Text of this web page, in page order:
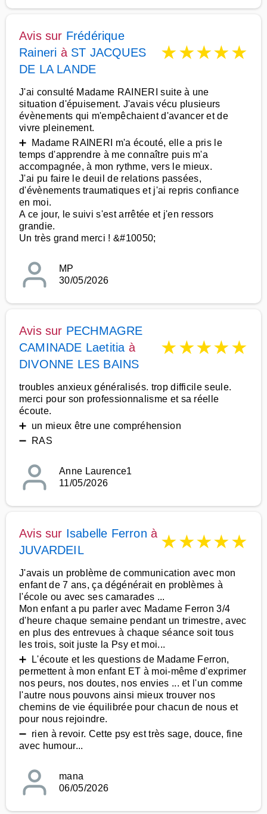
Avis sur Frédérique
Raineri à ST JACQUES
DE LA LANDE
★★★★★
J'ai consulté Madame RAINERI suite à une
situation d'épuisement. J'avais vécu plusieurs
évènements qui m'empêchaient d'avancer et de
vivre pleinement.
➕ Madame RAINERI m'a écouté, elle a pris le
temps d'apprendre à me connaître puis m'a
accompagnée, à mon rythme, vers le mieux.
J'ai pu faire le deuil de relations passées,
d'évènements traumatiques et j'ai repris confiance
en moi.
A ce jour, le suivi s'est arrêtée et j'en ressors
grandie.
Un très grand merci ! &#10050;
MP
30/05/2026
Avis sur PECHMAGRE
CAMINADE Laetitia à
DIVONNE LES BAINS
★★★★★
troubles anxieux généralisés. trop difficile seule.
merci pour son professionnalisme et sa réelle
écoute.
➕ un mieux être une compréhension
➖ RAS
Anne Laurence1
11/05/2026
Avis sur Isabelle Ferron à
JUVARDEIL
★★★★★
J'avais un problème de communication avec mon
enfant de 7 ans, ça dégénérait en problèmes à
l'école ou avec ses camarades ...
Mon enfant a pu parler avec Madame Ferron 3/4
d'heure chaque semaine pendant un trimestre, avec
en plus des entrevues à chaque séance soit tous
les trois, soit juste la Psy et moi...
➕ L'écoute et les questions de Madame Ferron,
permettent à mon enfant ET à moi-même d'exprimer
nos peurs, nos doutes, nos envies ... et l'un comme
l'autre nous pouvons ainsi mieux trouver nos
chemins de vie équilibrée pour chacun de nous et
pour nous rejoindre.
➖ rien à revoir. Cette psy est très sage, douce, fine
avec humour...
mana
06/05/2026